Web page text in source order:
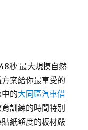
秒 最大規模自然
方案給你最享受的
的大同區汽車借
訓練的時間特別
紙額度的板材嚴